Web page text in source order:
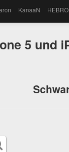
KanaaN
5 und